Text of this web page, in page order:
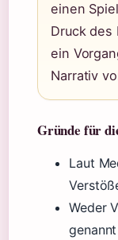
einen
Druck des
ein
Narrativ
Gründe für
Laut
Weder